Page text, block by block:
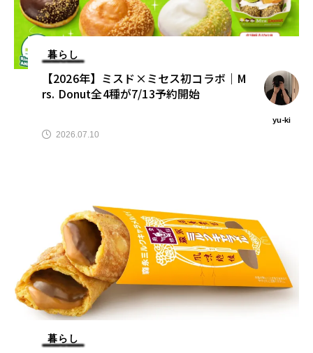
暮らし
【2026年】ミスド×ミセス初コラボ｜M
rs. Donut全4種が7/13予約開始
yu-ki
2026.07.10
暮らし